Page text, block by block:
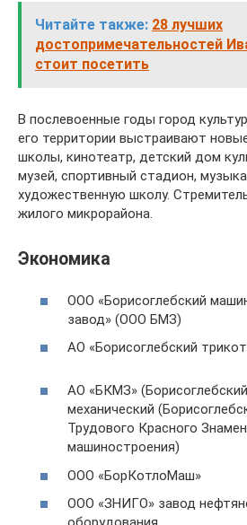
Читайте также: 28 лучших
достопримечательностей
стоит посетить
В послевоенные годы город
его территории выстраивают
школы, кинотеатр, детский дом
музей, спортивный стадион,
художественную школу.
жилого микрорайона.
Экономика
ООО «Борисоглебский
завод» (ООО БМЗ)
АО «Борисоглебский
АО «БКМЗ»
механический
Трудового Красного
машиностроения)
ООО «БорКотлоМаш»
ООО «ЗНИГО» завод